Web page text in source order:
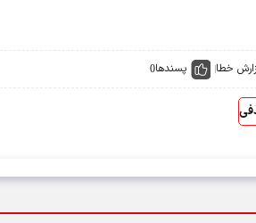
خطا پسندها0